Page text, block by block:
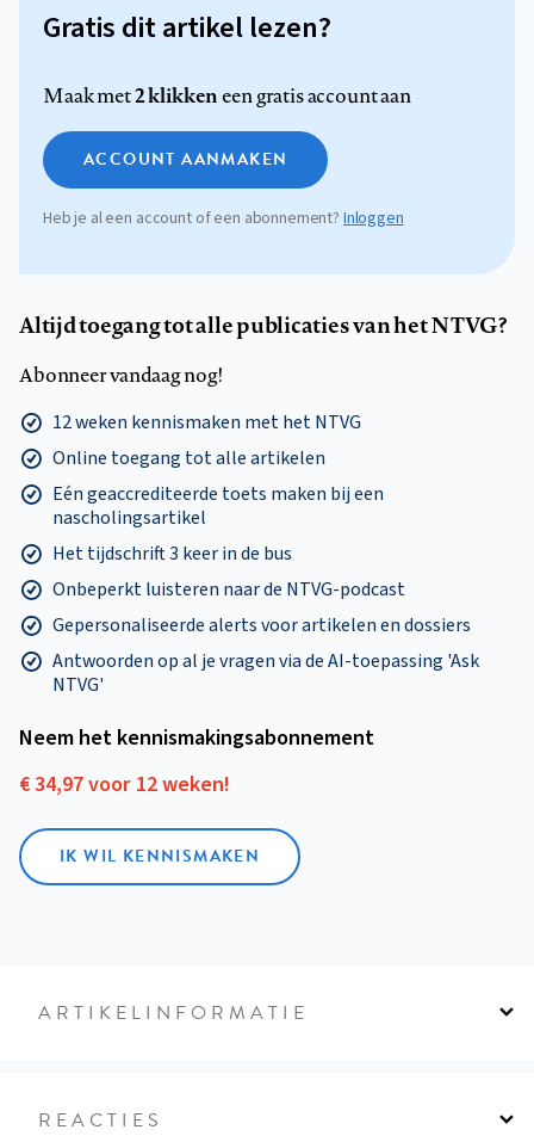
Gratis dit artikel lezen?
Maak met2 klikkeneen gratis account aan
ACCOUNT AANMAKEN
Heb je al een account of een abonnement? Inloggen
Altijd toegang tot alle publicaties van het NTVG?
Abonneer vandaag nog!
12 weken kennismaken met het NTVG
Online toegang tot alle artikelen
Eén geaccrediteerde toets maken bij een
nascholingsartikel
Het tijdschrift 3 keer in de bus
Onbeperkt luisteren naar de NTVG-podcast
Gepersonaliseerde alerts voor artikelen en dossiers
Antwoorden op al je vragen via de AI-toepassing 'Ask
NTVG'
Neem het kennismakings­abonnement
€ 34,97 voor 12 weken!
IK WIL KENNISMAKEN
ARTIKELINFORMATIE
REACTIES